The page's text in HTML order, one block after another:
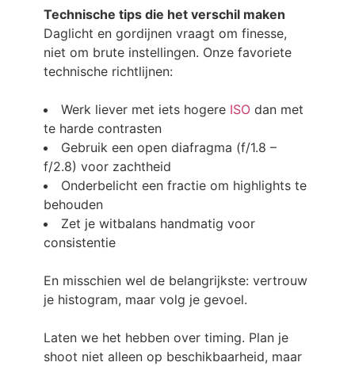
Technische tips die het verschil maken
Daglicht en gordijnen vraagt om finesse,
niet om brute instellingen. Onze favoriete
technische richtlijnen:
Werk liever met iets hogere ISO dan met
te harde contrasten
Gebruik een open diafragma (f/1.8 –
f/2.8) voor zachtheid
Onderbelicht een fractie om highlights te
behouden
Zet je witbalans handmatig voor
consistentie
En misschien wel de belangrijkste: vertrouw
je histogram, maar volg je gevoel.
Laten we het hebben over timing. Plan je
shoot niet alleen op beschikbaarheid, maar